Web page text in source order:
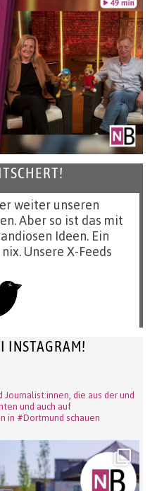
weiter unseren
Aber so ist das mit
Ideen. Ein
Unsere X-Feeds
INSTAGRAM!
die aus der und
und auch auf
in #Dortmund schauen